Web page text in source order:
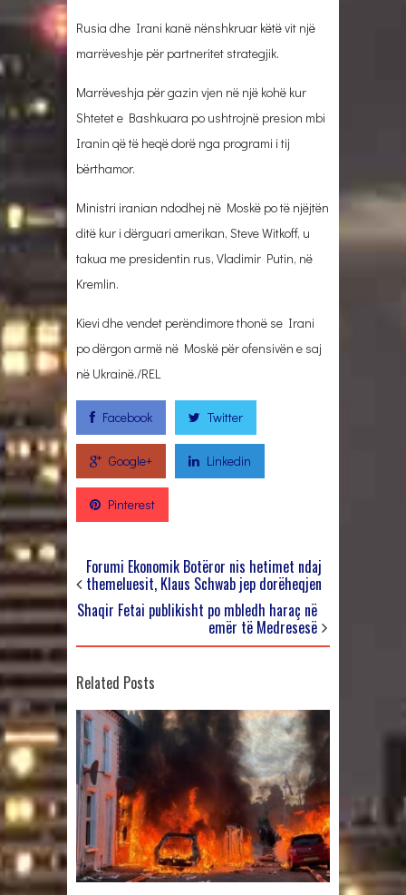
Rusia dhe Irani kanë nënshkruar këtë vit një
marrëveshje për partneritet strategjik.
Marrëveshja për gazin vjen në një kohë kur
Shtetet e Bashkuara po ushtrojnë presion mbi
Iranin që të heqë dorë nga programi i tij
bërthamor.
Ministri iranian ndodhej në Moskë po të njëjtën
ditë kur i dërguari amerikan, Steve Witkoff, u
takua me presidentin rus, Vladimir Putin, në
Kremlin.
Kievi dhe vendet perëndimore thonë se Irani
po dërgon armë në Moskë për ofensivën e saj
në Ukrainë./REL
Facebook Twitter
Google+ Linkedin
Pinterest
Forumi Ekonomik Botëror nis hetimet ndaj
themeluesit, Klaus Schwab jep dorëheqjen
Shaqir Fetai publikisht po mbledh haraç në
emër të Medresesë
Related Posts